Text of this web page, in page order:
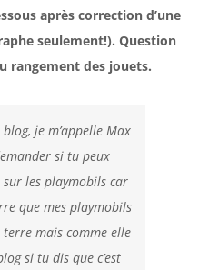
après correction d’une
seulement!). Question
rangement des jouets.
je m’appelle Max
si tu peux
les playmobils car
que mes playmobils
mais comme elle
si tu dis que c’est